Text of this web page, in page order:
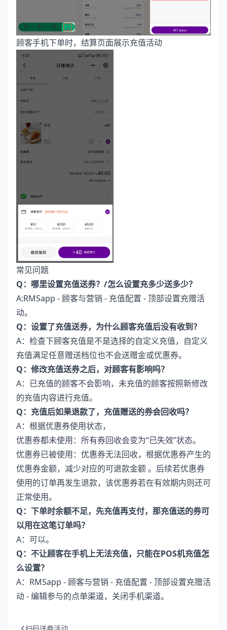
顾客手机下单时，结算页面展示充值活动
常见问题
Q：哪里设置充值送券？/怎么设置充多少送多少？
A:RMSapp - 顾客与营销 - 充值配置 - 顶部设置充赠活
动。
Q：设置了充值送券，为什么顾客充值后没有收到？
A：检查下顾客充值是不是选择的自定义充值，自定义
充值满足任意赠送档位也不会送赠金或优惠券。
Q：修改充值送券之后，对顾客有影响吗？
A：已充值的顾客不会影响，未充值的顾客按照新修改
的充值内容进行充值。
Q：充值后如果退款了，充值赠送的券会回收吗？
A：根据优惠券使用状态，
优惠券都未使用：所有券回收会变为“已失效”状态。
优惠券已被使用：优惠券无法回收，根据优惠券产生的
优惠券金额，减少对应的可退款金额 。后续若优惠券
使用的订单再发生退款，该优惠券若在有效期内则还可
正常使用。
Q：下单时余额不足，先充值再支付，那充值送的券可
以用在这笔订单吗？
A：可以。
Q：不让顾客在手机上无法充值，只能在POS机充值怎
么设置？
A：RMSapp - 顾客与营销 - 充值配置 - 顶部设置充赠活
动 - 编辑参与的点单渠道，关闭手机渠道。